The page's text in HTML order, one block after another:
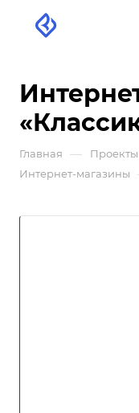
Главная — Проекты
Интернет-магазины